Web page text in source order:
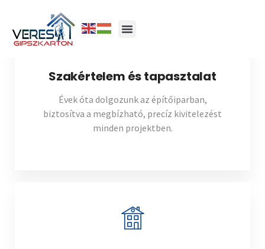
Szakértelem és tapasztalat
Évek óta dolgozunk az építőiparban,
biztosítva a megbízható, precíz kivitelezést
minden projektben.